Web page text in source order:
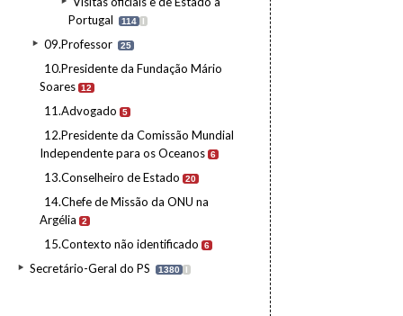
Portugal
114 I
09.Professor 25
10.Presidente da Fundação Mário
Soares 12
11.Advogado 5
12.Presidente da Comissão Mundial
Independente para os Oceanos 6
13.Conselheiro de Estado 20
14.Chefe de Missão da ONU na
Argélia
2
15.Contexto não identificado 6
Secretário-Geral do PS 1380 I